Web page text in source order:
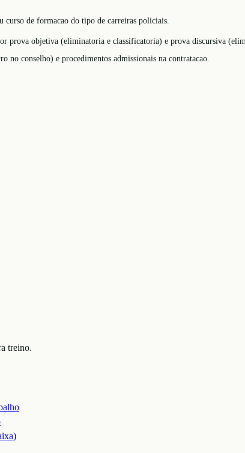
curso de formacao do tipo de carreiras policiais.
prova objetiva (eliminatoria e classificatoria) e prova discursiva
no conselho) e procedimentos admissionais na contratacao.
treino.